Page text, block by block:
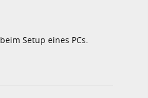
Setup eines PCs.